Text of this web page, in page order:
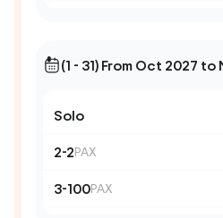
(1 - 31) From Oct 2027 to
Solo
2-2PAX
3-100PAX